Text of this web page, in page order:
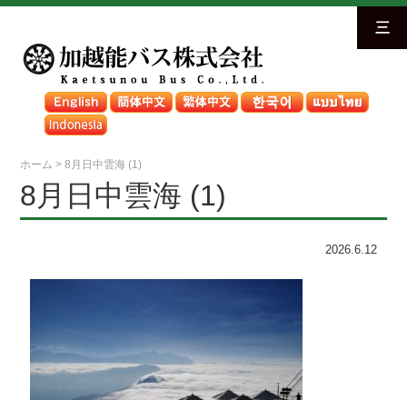
三
ホーム >8月日中雲海 (1)
8月日中雲海 (1)
2026.6.12